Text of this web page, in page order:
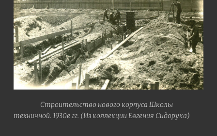
Строительство нового корпуса Школы
техничной. 1930е гг. (Из коллекции Евгения Сидорука)